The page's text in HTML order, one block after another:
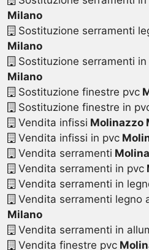
Milano
Sostituzione serramenti
Milano
Sostituzione serramenti
Milano
Sostituzione finestre pvc
Sostituzione finestre in
Vendita infissi Molinazzo
Vendita infissi in pvc
Vendita serramenti
Vendita serramenti in pvc
Vendita serramenti in
Vendita serramenti legno
Milano
Vendita serramenti in
Vendita finestre pvc